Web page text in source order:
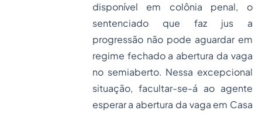
disponível em colônia penal, o
sentenciado que faz jus a
progressão não pode aguardar em
regime fechado a abertura da vaga
no semiaberto. Nessa excepcional
situação, facultar-se-á ao agente
esperar a abertura da vaga em Casa